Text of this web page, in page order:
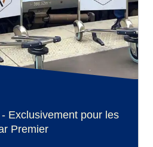
Exclusivement pour les
Premier